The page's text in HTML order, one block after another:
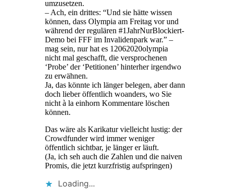
umzusetzen.
– Ach, ein drittes: “Und sie hätte wissen
können, dass Olympia am Freitag vor und
während der regulären #1JahrNurBlockiert-
Demo bei FFF im Invalidenpark war.” –
mag sein, nur hat es 12062020olympia
nicht mal geschafft, die versprochenen
‘Probe’ der ‘Petitionen’ hinterher irgendwo
zu erwähnen.
Ja, das könnte ich länger belegen, aber dann
doch lieber öffentlich woanders, wo Sie
nicht à la einhorn Kommentare löschen
können.
Das wäre als Karikatur vielleicht lustig: der
Crowdfunder wird immer weniger
öffentlich sichtbar, je länger er läuft.
(Ja, ich seh auch die Zahlen und die naiven
Promis, die jetzt kurzfristig aufspringen)
Loading...